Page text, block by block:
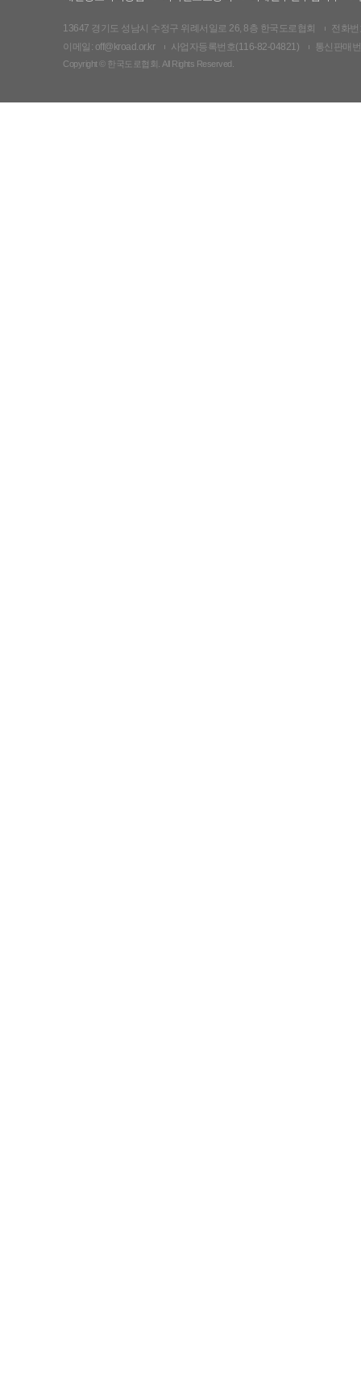
13647 경기도 성남시 수정구 위례서일로 26, 8층 한국도로협회
전화
이메일: off@kroad.or.kr
사업자등록번호(116-82-04821) 통신판매
Copyright © 한국도로협회. All Rights Reserved.